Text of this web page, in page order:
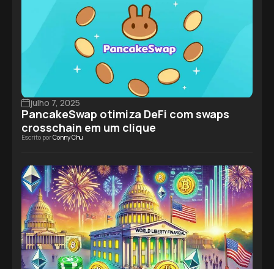
julho 7, 2025
PancakeSwap otimiza DeFi com swaps
crosschain em um clique
Escrito porConny Chu